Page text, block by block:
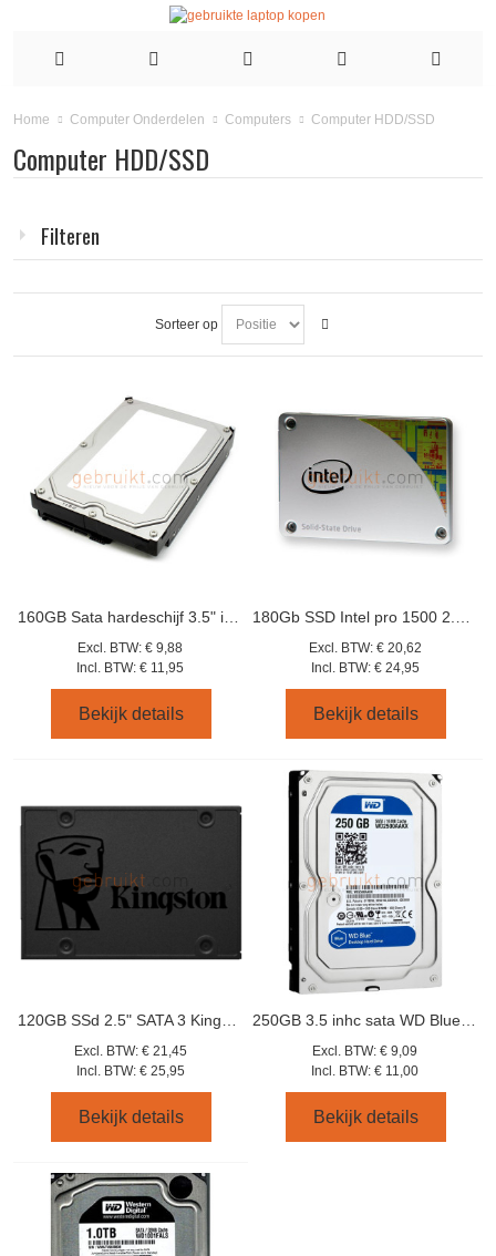
Home Computer Onderdelen Computers Computer HDD/SSD
Computer HDD/SSD
Filteren
Sorteer op
160GB Sata hardeschijf 3.5" inch
Excl. BTW: € 9,88
Incl. BTW: € 11,95
Bekijk details
180Gb SSD Intel pro 1500 2.5 inch series
Excl. BTW: € 20,62
Incl. BTW: € 24,95
Bekijk details
120GB SSd 2.5" SATA 3 Kingston SSDNow A400
Excl. BTW: € 21,45
Incl. BTW: € 25,95
Bekijk details
250GB 3.5 inhc sata WD Blue WD2500AAKX
Excl. BTW: € 9,09
Incl. BTW: € 11,00
Bekijk details